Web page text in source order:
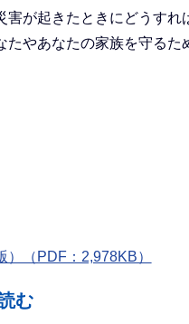
害が起きたときにどうすれ
たやあなたの家族を守るた
（PDF：2,978KB）
む